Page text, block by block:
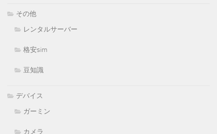
その他
レンタルサーバー
格安sim
豆知識
デバイス
ガーミン
カメラ